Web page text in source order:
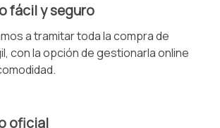
fácil y seguro
a tramitar toda la compra de
con la opción de gestionarla online
oficial